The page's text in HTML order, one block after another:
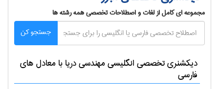
مجموعه ای کامل از لغات و اصطلاحات تخصصی همه رشته ها
جستجو کن
دیکشنری تخصصی انگلیسی مهندسی دریا با معادل های
فارسی